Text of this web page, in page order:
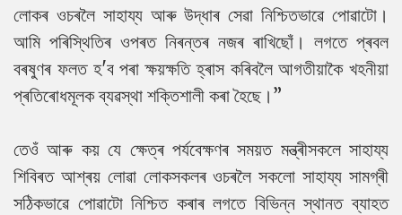
লোকৰ ওচৰলৈ সাহায্য আৰু উদ্ধাৰ সেৱা নিশ্চিতভাৱে পোৱাটো।
আমি পৰিস্থিতিৰ ওপৰত নিৰন্তৰ নজৰ ৰাখিছোঁ। লগতে প্ৰবল
বৰষুণৰ ফলত হ'ব পৰা ক্ষয়ক্ষতি হ্ৰাস কৰিবলৈ আগতীয়াকৈ খহনীয়া
প্ৰতিৰোধমূলক ব্যৱস্থা শক্তিশালী কৰা হৈছে।”
তেওঁ আৰু কয় যে ক্ষেত্ৰ পৰ্যবেক্ষণৰ সময়ত মন্ত্ৰীসকলে সাহায্য
শিবিৰত আশ্ৰয় লোৱা লোকসকলৰ ওচৰলৈ সকলো সাহায্য সামগ্ৰী
সঠিকভাৱে পোৱাটো নিশ্চিত কৰাৰ লগতে বিভিন্ন স্থানত ব্যাহত